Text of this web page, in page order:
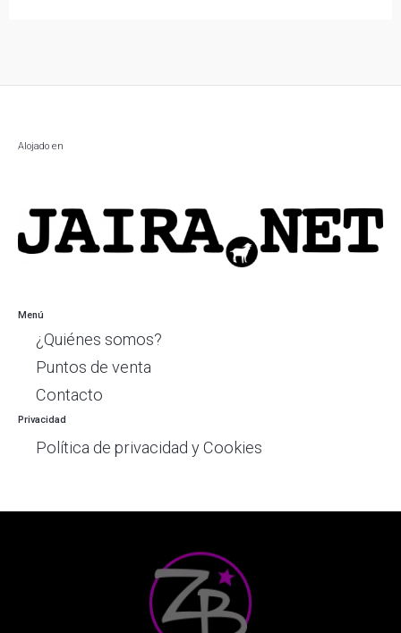
Alojado en
Menú
¿Quiénes somos?
Puntos de venta
Contacto
Privacidad
Política de privacidad y Cookies